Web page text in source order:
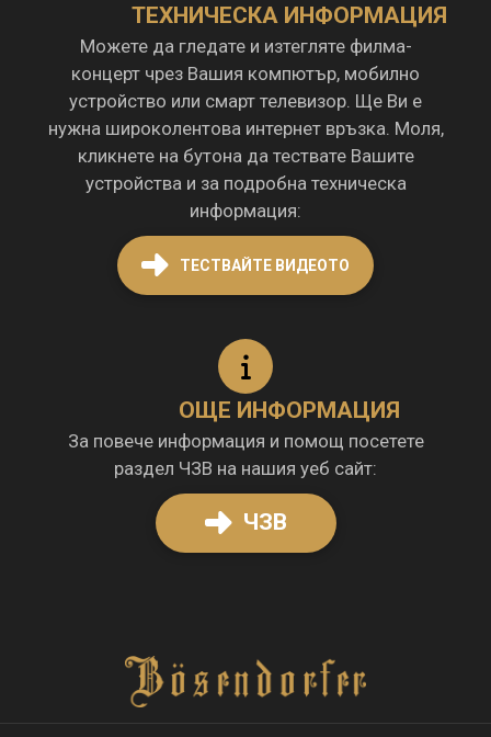
ТЕХНИЧЕСКА ИНФОРМАЦИЯ
Можете да гледате и изтегляте филма-
концерт чрез Вашия компютър, мобилно
устройство или смарт телевизор. Ще Ви е
нужна широколентова интернет връзка. Моля,
кликнете на бутона да тествате Вашите
устройства и за подробна техническа
информация:
ТЕСТВАЙТЕ ВИДЕОТО
ОЩЕ ИНФОРМАЦИЯ
За повече информация и помощ посетете
раздел ЧЗВ на нашия уеб сайт:
ЧЗВ